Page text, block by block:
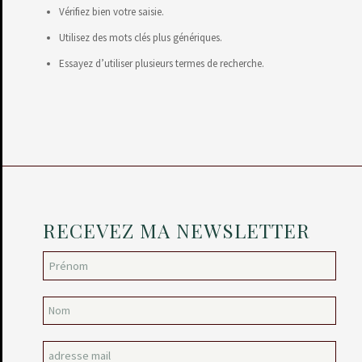
Vérifiez bien votre saisie.
Utilisez des mots clés plus génériques.
Essayez d’utiliser plusieurs termes de recherche.
RECEVEZ MA NEWSLETTER